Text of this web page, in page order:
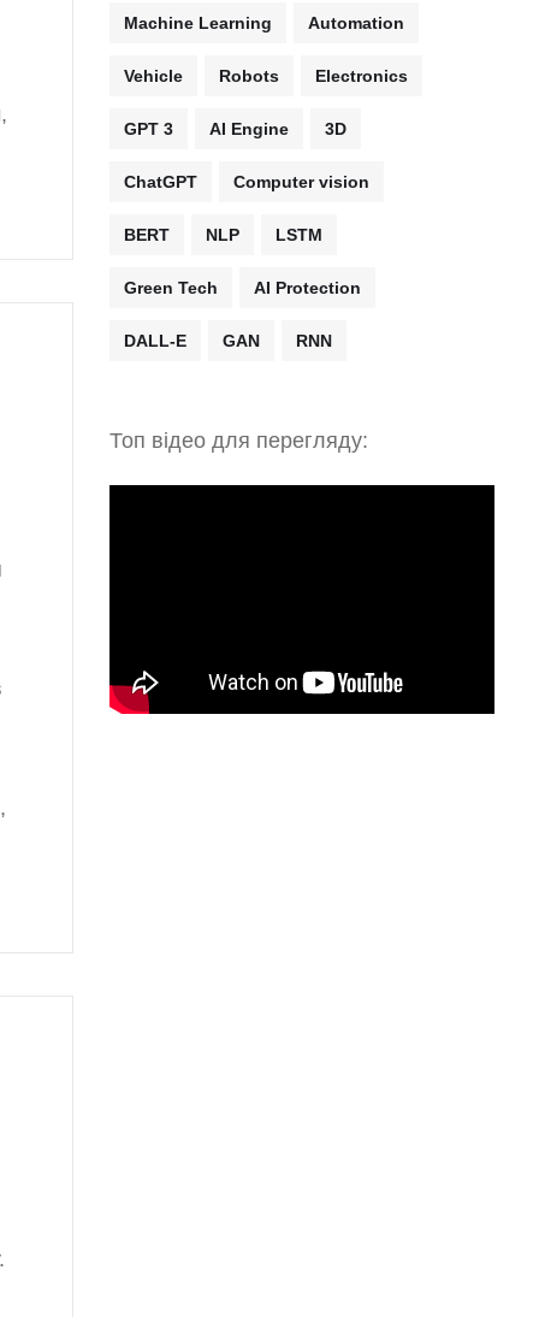
Machine Learning Automation
Vehicle Robots Electronics
GPT 3 AI Engine 3D
ChatGPT Computer vision
BERT NLP LSTM
Green Tech AI Protection
DALL-E GAN RNN
Топ відео для перегляду: